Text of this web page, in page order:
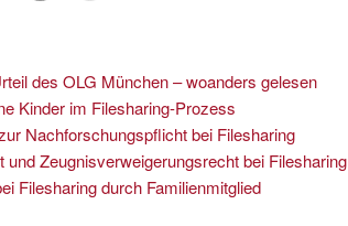
des OLG München – woanders gelesen
Kinder im Filesharing-Prozess
Nachforschungspflicht bei Filesharing
Zeugnisverweigerungsrecht bei Filesharing
Filesharing durch Familienmitglied